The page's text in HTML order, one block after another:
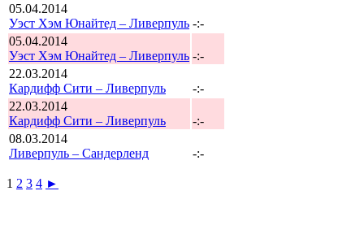
05.04.2014
Уэст Хэм Юнайтед – Ливерпуль -:-
05.04.2014
Уэст Хэм Юнайтед – Ливерпуль -:-
22.03.2014
Кардифф Сити – Ливерпуль
-:-
22.03.2014
Кардифф Сити – Ливерпуль
-:-
08.03.2014
Ливерпуль – Сандерленд
-:-
1 2 3 4 ►